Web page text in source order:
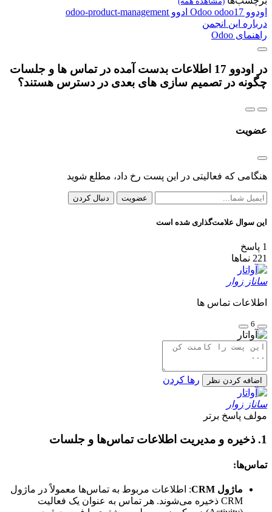
اودوو Odoo odoo17 ادوو odoo-product-management
درباره این انجمن
راهنمای Odoo
در اودوو 17 اطلاعات بدست آمده در تماس ها و جلسات
چگونه در تصمیم سازی های بعدی در دسترس هستند؟
عضویت
هنگامی که فعالیتی در این پست رخ داد، مطلع شوید
عضویت دنبال کردن
این سوال علامت‌گذاری شده است
1 پاسخ
221 نماها
ساناز زوار
اطلاعات تماس ها
6
اضافه کردن نظر رها کردن
ساناز زوار
مولف پاسخ برتر
1. ذخیره و مدیریت اطلاعات تماس‌ها و جلسات
تماس‌ها:
ماژول CRM
: اطلاعات مربوط به تماس‌ها معمولاً در ماژول
CRM ذخیره می‌شوند. هر تماس به عنوان یک فعالیت